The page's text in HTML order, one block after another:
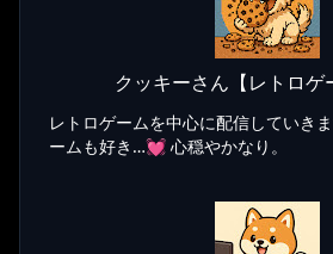
クッキーさん【レトロゲ
レトロゲームを中心に配信していき
ームも好き…💓 心穏やかなり。